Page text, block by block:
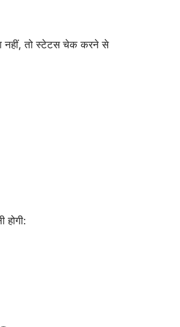
नहीं, तो स्टेटस चेक करने से
होगी: